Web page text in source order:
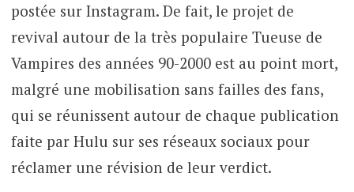
postée sur Instagram. De fait, le projet de
revival autour de la très populaire Tueuse de
Vampires des années 90-2000 est au point mort,
malgré une mobilisation sans failles des fans,
qui se réunissent autour de chaque publication
faite par Hulu sur ses réseaux sociaux pour
réclamer une révision de leur verdict.